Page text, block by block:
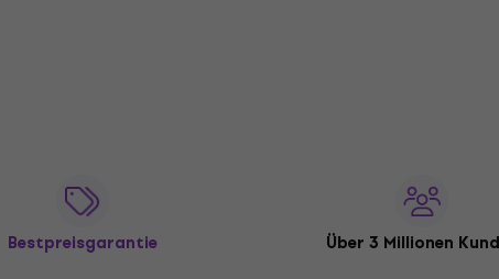
Bestpreisgarantie Über 3 Millionen